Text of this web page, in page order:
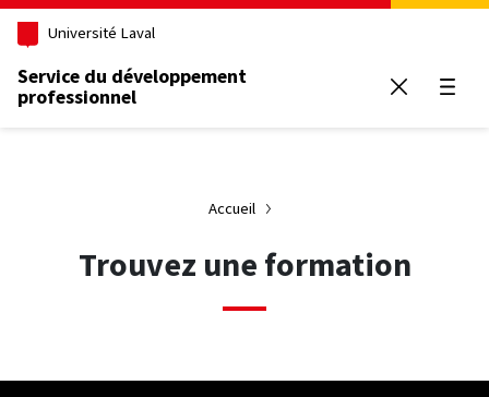
Aller au contenu principal
Université Laval
Service du développement
professionnel
Accueil
Trouvez une formation